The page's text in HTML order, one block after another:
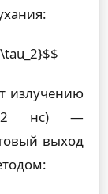
излучению
нс) —
выход